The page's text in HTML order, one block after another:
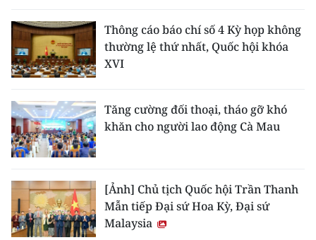
Thông cáo báo chí số 4 Kỳ họp không
thường lệ thứ nhất, Quốc hội khóa
XVI
Tăng cường đối thoại, tháo gỡ khó
khăn cho người lao động Cà Mau
[Ảnh] Chủ tịch Quốc hội Trần Thanh
Mẫn tiếp Đại sứ Hoa Kỳ, Đại sứ
Malaysia